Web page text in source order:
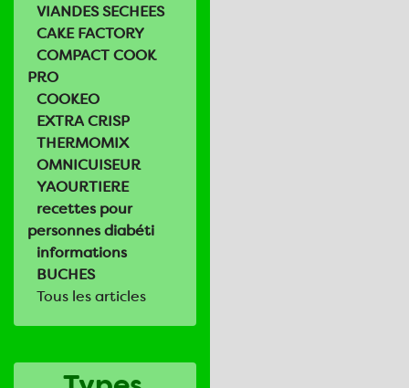
VIANDES SECHEES
CAKE FACTORY
COMPACT COOK
PRO
COOKEO
EXTRA CRISP
THERMOMIX
OMNICUISEUR
YAOURTIERE
recettes pour
personnes diabéti
informations
BUCHES
Tous les articles